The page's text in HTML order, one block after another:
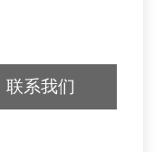
联系我们